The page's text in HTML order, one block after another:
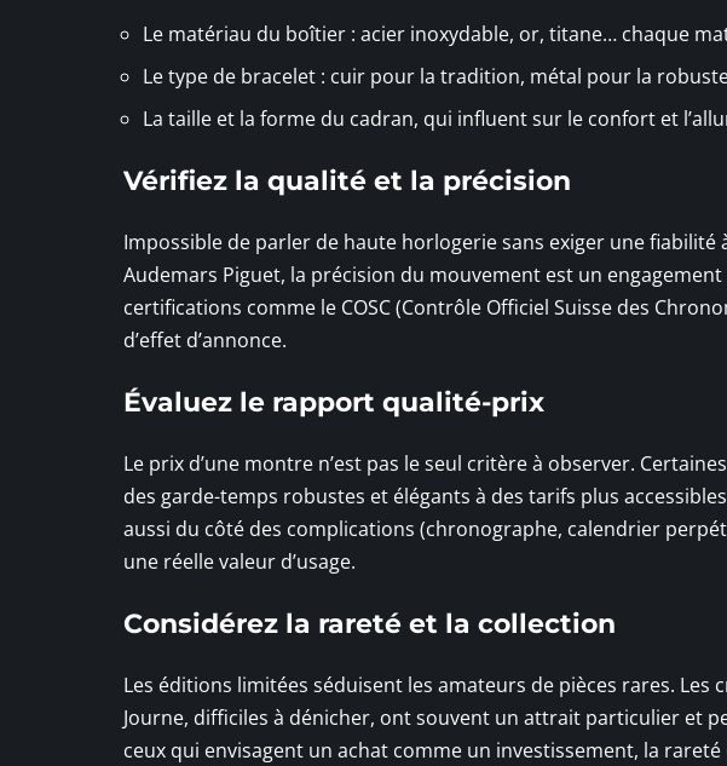
Le matériau du boîtier : acier inoxydable, or, titane… chaque
Le type de bracelet : cuir pour la tradition, métal pour la
La taille et la forme du cadran, qui influent sur le confort et
Vérifiez la qualité et la précision
Impossible de parler de haute horlogerie sans exiger une fiabilité
Audemars Piguet, la précision du mouvement est un
certifications comme le COSC (Contrôle Officiel Suisse des
d’effet d’annonce.
Évaluez le rapport qualité-prix
Le prix d’une montre n’est pas le seul critère à observer.
des garde-temps robustes et élégants à des tarifs plus
aussi du côté des complications (chronographe, calendrier
une réelle valeur d’usage.
Considérez la rareté et la collection
Les éditions limitées séduisent les amateurs de pièces rares. Les
Journe, difficiles à dénicher, ont souvent un attrait particulier et
ceux qui envisagent un achat comme un investissement, la